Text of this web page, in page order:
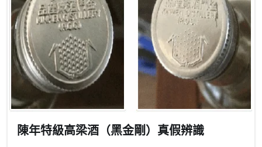
陳年特級高梁酒（黑金剛）真假辨識